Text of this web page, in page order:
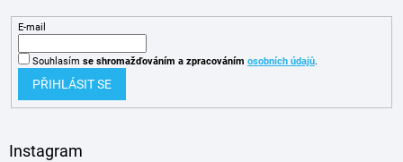
E-mail
Souhlasím se shromažďováním a zpracováním osobních údajů.
PŘIHLÁSIT SE
Instagram